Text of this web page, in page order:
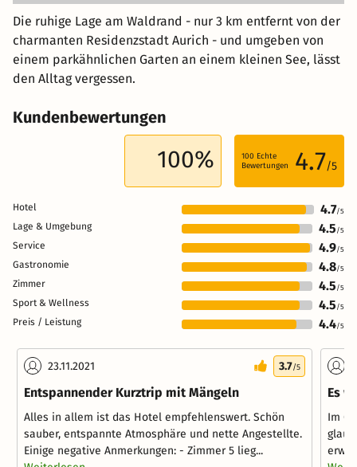
Die ruhige Lage am Waldrand - nur 3 km entfernt von der
charmanten Residenzstadt Aurich - und umgeben von
einem parkähnlichen Garten an einem kleinen See, lässt
den Alltag vergessen.
Kundenbewertungen
100% 100 Echte
Bewertungen
4.7/5
Hotel 4.7/5
Lage & Umgebung 4.5 /5
Service 4.9/5
Gastronomie 4.8/5
Zimmer 4.5 /5
Sport & Wellness 4.5 /5
Preis / Leistung 4.4/5
23.11.2021 3.7/5
Entspannender Kurztrip mit Mängeln
Alles in allem ist das Hotel empfehlenswert. Schön
sauber, entspannte Atmosphäre und nette Angestellte.
Einige negative Anmerkungen: - Zimmer 5 lieg...
Es
Im